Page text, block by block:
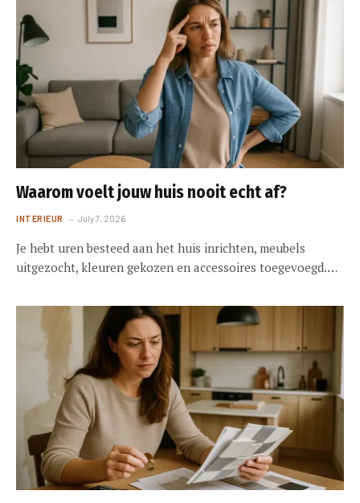
Waarom voelt jouw huis nooit echt af?
INTERIEUR July 7, 2026
Je hebt uren besteed aan het huis inrichten, meubels
uitgezocht, kleuren gekozen en accessoires toegevoegd.…